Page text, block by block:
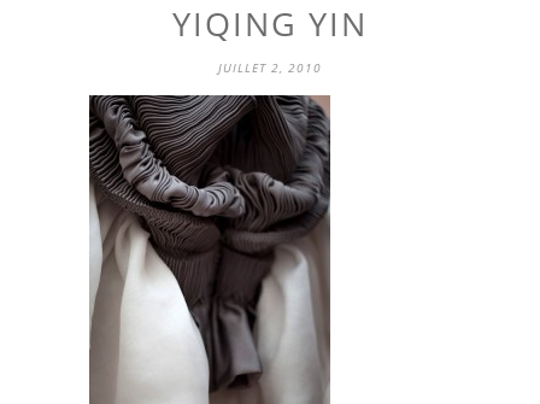
YIQING YIN
JUILLET 2, 2010